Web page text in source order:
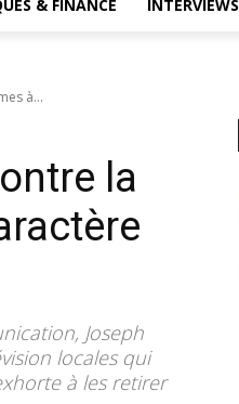
& FINANCE INTERVIEWS
à...
la
Joseph
locales qui
à les retirer